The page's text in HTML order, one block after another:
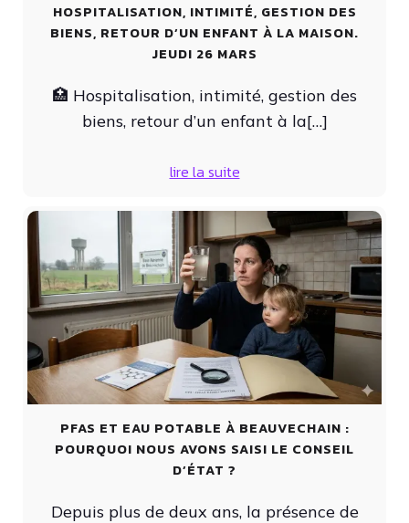
HOSPITALISATION, INTIMITÉ, GESTION DES
BIENS, RETOUR D’UN ENFANT À LA MAISON.
JEUDI 26 MARS
🏥 Hospitalisation, intimité, gestion des
biens, retour d’un enfant à la[…]
lire la suite
PFAS ET EAU POTABLE À BEAUVECHAIN :
POURQUOI NOUS AVONS SAISI LE CONSEIL
D’ÉTAT ?
Depuis plus de deux ans, la présence de